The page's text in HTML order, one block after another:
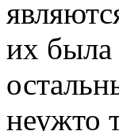
их была
неужто